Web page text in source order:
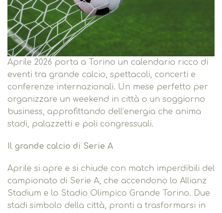
Aprile 2026 porta a Torino un calendario ricco di
eventi tra grande calcio, spettacoli, concerti e
conferenze internazionali. Un mese perfetto per
organizzare un weekend in città o un soggiorno
business, approfittando dell’energia che anima
stadi, palazzetti e poli congressuali.
Il grande calcio di Serie A
Aprile si apre e si chiude con match imperdibili del
campionato di Serie A, che accendono lo Allianz
Stadium e lo Stadio Olimpico Grande Torino. Due
stadi simbolo della città, pronti a trasformarsi in